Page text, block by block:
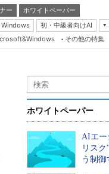
ー
ホワイトペーパー
Windows 初・中級者向けAI
& Storage
Expert
OSS
その他の特集
ホワイトペーパー
AIエー
リス
う制御